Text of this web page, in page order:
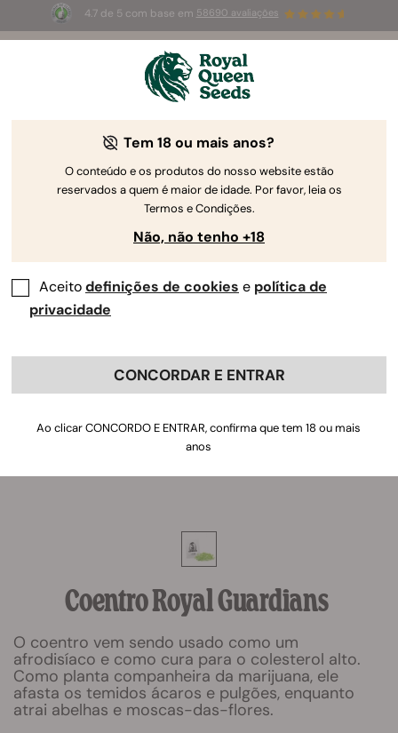
4.7 de 5 com base em 58690 avaliações
3 sementes White Widow Auto
Coentro Royal Guardians
O coentro vem sendo usado como um
afrodisíaco e como cura para o colesterol alto.
Como planta companheira da marijuana, ele
afasta os temidos ácaros e pulgões, enquanto
atrai abelhas e moscas-das-flores.
Tem 18 ou mais anos?
O conteúdo e os produtos do nosso website estão
reservados a quem é maior de idade. Por favor, leia os
Termos e Condições.
Não, não tenho +18
Aceitodefinições de cookies e política de
privacidade
CONCORDAR E ENTRAR
Ao clicar CONCORDO E ENTRAR, confirma que tem 18 ou mais
anos